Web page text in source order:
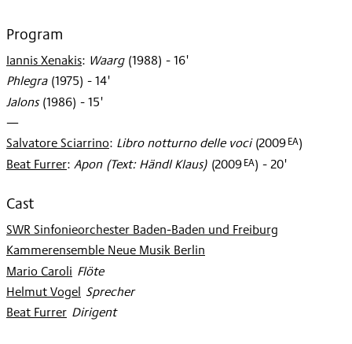
Program
Iannis Xenakis: Waarg (1988) - 16'
Phlegra (1975) - 14'
Jalons (1986) - 15'
—
Salvatore Sciarrino: Libro notturno delle voci (2009EA)
Beat Furrer: Apon (Text: Händl Klaus) (2009EA) - 20'
Cast
SWR Sinfonieorchester Baden-Baden und Freiburg
Kammerensemble Neue Musik Berlin
Mario Caroli: Flöte
Helmut Vogel: Sprecher
Beat Furrer
: Dirigent